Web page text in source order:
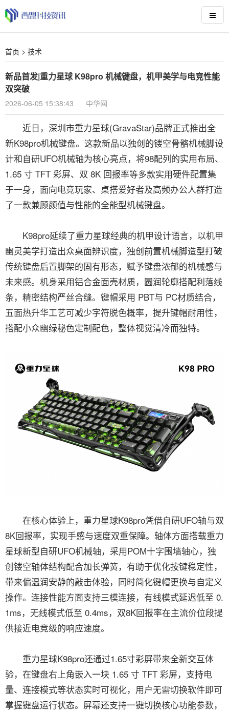
首页 > 技术
新品首发|重力星球 K98pro 机械键盘，机甲美学与电竞性能
双突破
2026-06-05 15:38:43 中华网
近日，深圳市重力星球(GravaStar)品牌正式推出全
新K98pro机械键盘。这款新品以独创的镂空骨骼机械脚设
计和自研UFO机械轴为核心亮点，将98配列的实用布局、
1.65 寸 TFT 彩屏、双 8K 回报率等多款实用硬件配置集
于一身，面向电竞玩家、桌搭爱好者及高频办公人群打造
了一款兼顾颜值与性能的全能型机械键盘。
K98pro延续了重力星球经典的机甲设计语言，以机甲
幽灵美学打造出众桌面辨识度，独创前置机械脚造型打破
传统键盘后置脚架的固有形态，赋予键盘浓郁的机械感与
未来感。机身采用铝合金面壳材质，圆润轮廓搭配利落线
条，精密结构严丝合缝。键帽采用 PBT与 PC材质结合，
五面热升华工艺可减少字符脱色概率，提升键帽耐用性，
搭配小众幽绿秘色定制配色，整体视觉清冷而独特。
在核心体验上，重力星球K98pro凭借自研UFO轴与双
8K回报率，实现手感与速度双重保障。轴体方面搭载重力
星球新型自研UFO机械轴，采用POM十字围墙轴心，独
创镂空轴体结构配合加长弹簧，有助于优化按键稳定性，
带来偏温润安静的敲击体验，同时简化键帽更换与自定义
操作。连接性能方面支持三模连接，有线模式延迟低至 0.
1ms，无线模式低至 0.4ms，双8K回报率在主流价位段提
供接近电竞级的响应速度。
重力星球K98pro还通过1.65寸彩屏带来全新交互体
验，在键盘右上角嵌入一块 1.65 寸 TFT 彩屏，支持电
量、连接模式等状态实时可视化，用户无需切换软件即可
掌握键盘运行状态。屏幕还支持一键切换核心功能参数，